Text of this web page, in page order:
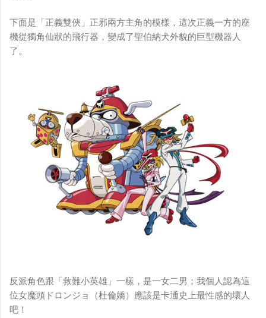
下面是「正義雙俠」正邪兩方主角的模樣，這次正義一方的座
機從獨角仙狀的飛行器，變成了聖伯納犬外貌的巨型機器人
了。
反派角色跟「救難小英雄」一樣，是一女二男；我個人認為這
位女魔頭ドロンジョ（杜倫嬌）應該是卡通史上最性感的壞人
吧！